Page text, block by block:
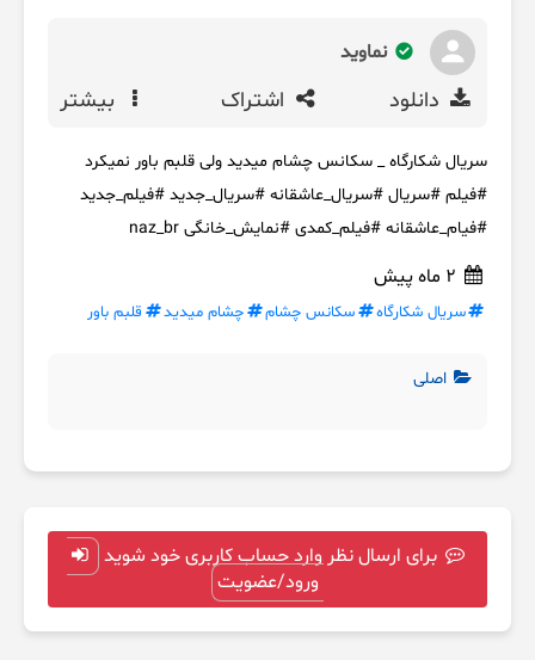
نماوید
دانلود اشتراک بیشتر
سریال شکارگاه _ سکانس چشام میدید ولی قلبم باور نمیکرد
#فیلم #سریال #سریال_عاشقانه #سریال_جدید #فیلم_جدید
#فیام_عاشقانه #فیلم_کمدی #نمایش_خانگی naz_br
سریال شکارگاه سکانس چشام چشام میدید قلبم باور
اصلی
برای ارسال نظر وارد حساب کاربری خود شوید
ورود/عضویت